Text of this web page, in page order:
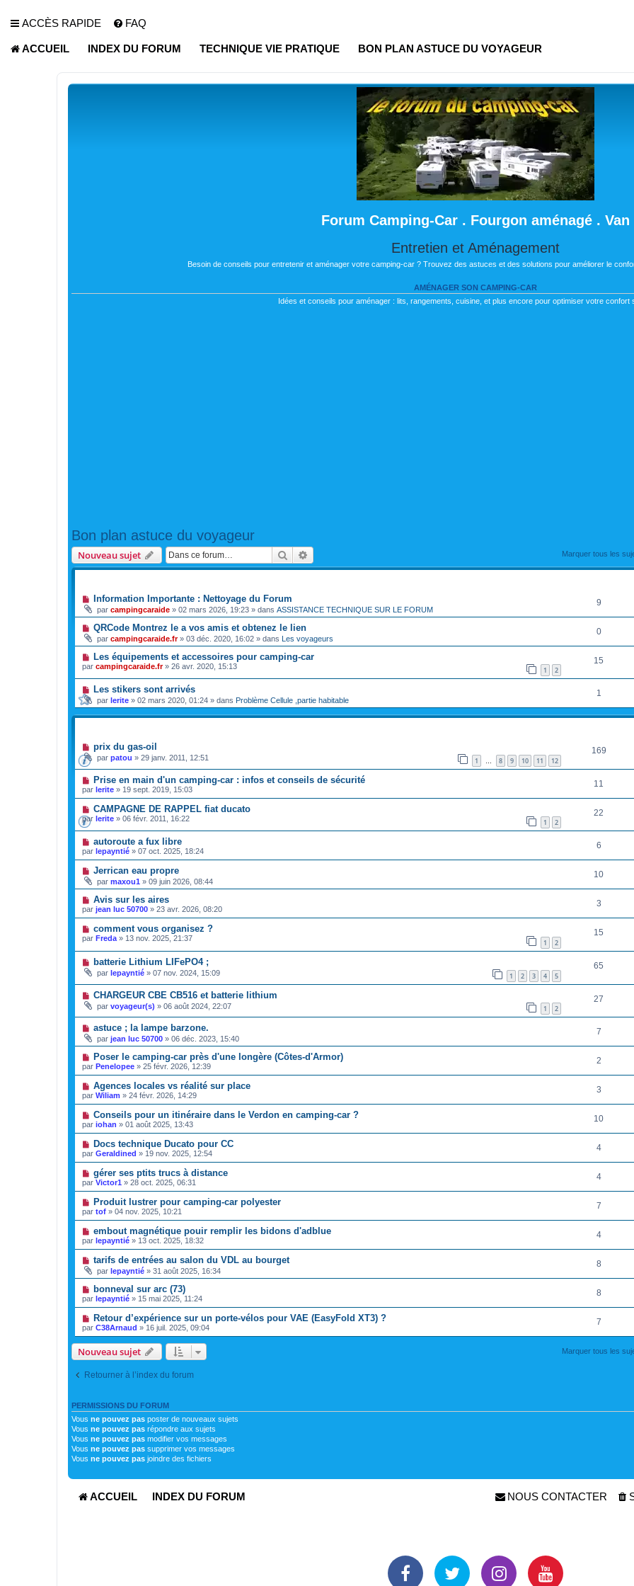
ACCÈS RAPIDE FAQ
ACCUEIL INDEX DU FORUM TECHNIQUE VIE PRATIQUE BON PLAN ASTUCE DU VOYAGEUR
Forum Camping-Car . Fourgon aménagé . Van
Entretien et Aménagement
Besoin de conseils pour entretenir et aménager votre camping-car ? Trouvez des astuces et des solutions pour améliorer le
AMÉNAGER SON CAMPING-CAR
Idées et conseils pour aménager : lits, rangements, cuisine, et plus encore pour optimiser votre confort
Bon plan astuce du voyageur
Nouveau sujet Rechercher Marquer tous les
Information Importante : Nettoyage du Forum
par campingcaraide » 02 mars 2026, 19:23 » dans ASSISTANCE TECHNIQUE SUR LE FORUM
9
QRCode Montrez le a vos amis et obtenez le lien
par campingcaraide.fr» 03 déc. 2020, 16:02 » dans Les voyageurs
0
Les équipements et accessoires pour camping-car
par campingcaraide.fr» 26 avr. 2020, 15:13 1 2
15
Les stikers sont arrivés
par lerite » 02 mars 2020, 01:24 » dans Problème Cellule ,partie habitable
1
prix du gas-oil
par patou » 29 janv. 2011, 12:51 1 … 8 9 10 11 12
169
Prise en main d'un camping-car : infos et conseils de sécurité
par lerite » 19 sept. 2019, 15:03
11
CAMPAGNE DE RAPPEL fiat ducato
par lerite » 06 févr. 2011, 16:22 1 2
22
autoroute a fux libre
par lepayntié » 07 oct. 2025, 18:24
6
Jerrican eau propre
par maxou1 » 09 juin 2026, 08:44
10
Avis sur les aires
par jean luc 50700 » 23 avr. 2026, 08:20
3
comment vous organisez ?
par Freda» 13 nov. 2025, 21:37 1 2
15
batterie Lithium LIFePO4 ;
par lepayntié » 07 nov. 2024, 15:09 1 2 3 4 5
65
CHARGEUR CBE CB516 et batterie lithium
par voyageur(s) » 06 août 2024, 22:07 1 2
27
astuce ; la lampe barzone.
par jean luc 50700 » 06 déc. 2023, 15:40
7
Poser le camping-car près d'une longère (Côtes-d'Armor)
par Penelopee » 25 févr. 2026, 12:39
2
Agences locales vs réalité sur place
par Wiliam » 24 févr. 2026, 14:29
3
Conseils pour un itinéraire dans le Verdon en camping-car ?
par iohan » 01 août 2025, 13:43
10
Docs technique Ducato pour CC
par Geraldined » 19 nov. 2025, 12:54
4
gérer ses ptits trucs à distance
par Victor1 » 28 oct. 2025, 06:31
4
Produit lustrer pour camping-car polyester
par tof » 04 nov. 2025, 10:21
7
embout magnétique pouir remplir les bidons d'adblue
par lepayntié » 13 oct. 2025, 18:32
4
tarifs de entrées au salon du VDL au bourget
par lepayntié » 31 août 2025, 16:34
8
bonneval sur arc (73)
par lepayntié » 15 mai 2025, 11:24
8
Retour d’expérience sur un porte-vélos pour VAE (EasyFold XT3) ?
par C38Arnaud » 16 juil. 2025, 09:04
7
Nouveau sujet Marquer tous les
Retourner à l’index du forum
PERMISSIONS DU FORUM
Vous ne pouvez pas poster de nouveaux sujets
Vous ne pouvez pas répondre aux sujets
Vous ne pouvez pas modifier vos messages
Vous ne pouvez pas supprimer vos messages
Vous ne pouvez pas joindre des fichiers
ACCUEIL INDEX DU FORUM NOUS CONTACTER